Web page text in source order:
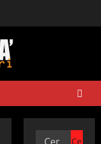
Ricerca